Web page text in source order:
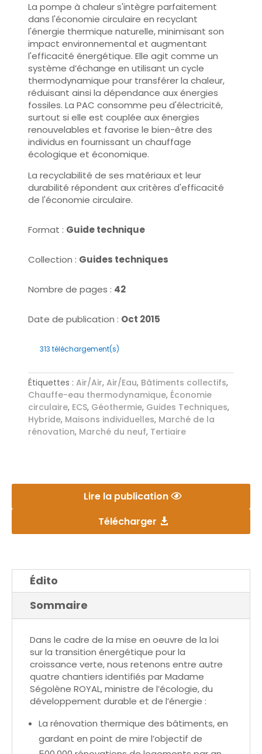
La pompe à chaleur s'intègre parfaitement
dans l'économie circulaire en recyclant
l'énergie thermique naturelle, minimisant son
impact environnemental et augmentant
l'efficacité énergétique. Elle agit comme un
système d’échange en utilisant un cycle
thermodynamique pour transférer la chaleur,
réduisant ainsi la dépendance aux énergies
fossiles. La PAC consomme peu d'électricité,
surtout si elle est couplée aux énergies
renouvelables et favorise le bien-être des
individus en fournissant un chauffage
écologique et économique.
La recyclabilité de ses matériaux et leur
durabilité répondent aux critères d'efficacité
de l'économie circulaire.
Format : Guide technique
Collection : Guides techniques
Nombre de pages : 42
Date de publication : Oct 2015
313 téléchargement(s)
Étiquettes : Air/Air, Air/Eau, Bâtiments collectifs,
Chauffe-eau thermodynamique, Économie
circulaire, ECS, Géothermie, Guides Techniques,
Hybride, Maisons individuelles, Marché de la
rénovation, Marché du neuf, Tertiaire
Lire la publication
Télécharger
Édito
Sommaire
Dans le cadre de la mise en oeuvre de la loi
sur la transition énergétique pour la
croissance verte, nous retenons entre autre
quatre chantiers identifiés par Madame
Ségolène ROYAL, ministre de l’écologie, du
développement durable et de l’énergie :
La rénovation thermique des bâtiments, en
gardant en point de mire l’objectif de